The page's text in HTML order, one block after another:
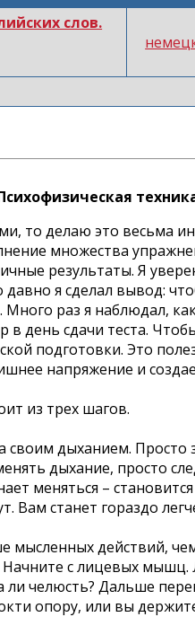
слов.
то делаю это весьма
множества
результаты. Я
я сделал вывод:
раз я наблюдал,
день сдачи теста.
подготовки. Это
напряжение и
из трех шагов.
своим дыханием. Просто
дыхание, просто
меняться –
Вам станет гораздо
мысленных действий,
Начните с лицевых
челюсть? Дальше
опору, или вы